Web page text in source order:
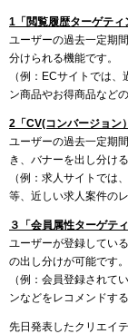
1「閲覧履歴ターゲティ
ユーザーの過去一定期
分けられる機能です。
（例：ECサイトでは
ン商品やお得商品など
2「CV(コンバージョン
ユーザーの過去一定期
き、バナーを出し分け
（例：求人サイトでは
等、近しい求人案件の
３「会員属性ターゲテ
ユーザーが登録してい
の出し分けが可能です。
（例：会員登録されて
ンなどをレコメンドす
先日発表したクリエイ